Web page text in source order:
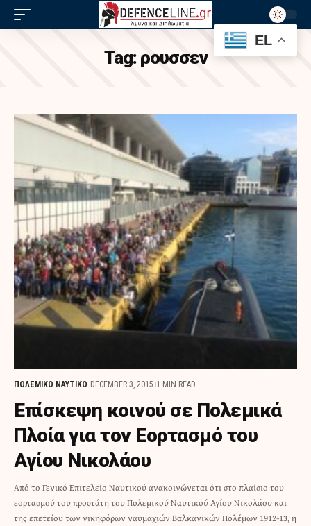
Tag: ρουσσεν
ΠΟΛΕΜΙΚΟ ΝΑΥΤΙΚΟ DECEMBER 3, 2015 1 MIN READ
Επίσκεψη κοινού σε Πολεμικά
Πλοία για τον Εορτασμό του
Αγίου Νικολάου
Από το Γενικό Επιτελείο Ναυτικού ανακοινώνεται ότι στο πλαίσιο του
εορτασμού του προστάτη του Πολεμικού Ναυτικού Αγίου Νικολάου και
της επετείου των νικηφόρων ναυμαχιών Βαλκανικών Πολέμων 1912-13, η
EL